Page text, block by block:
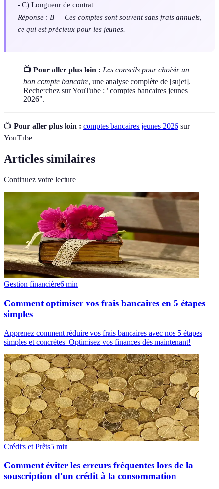
- C) Longueur de contrat
Réponse : B — Ces comptes sont souvent sans frais annuels,
ce qui est précieux pour les jeunes.
📺 Pour aller plus loin : Les conseils pour choisir un
bon compte bancaire, une analyse complète de [sujet].
Recherchez sur YouTube : "comptes bancaires jeunes
2026".
📺 Pour aller plus loin : comptes bancaires jeunes 2026 sur
YouTube
Articles similaires
Continuez votre lecture
Gestion financière6 min
Comment optimiser vos frais bancaires en 5 étapes
simples
Apprenez comment réduire vos frais bancaires avec nos 5 étapes
simples et concrètes. Optimisez vos finances dès maintenant!
Crédits et Prêts5 min
Comment éviter les erreurs fréquentes lors de la
souscription d'un crédit à la consommation